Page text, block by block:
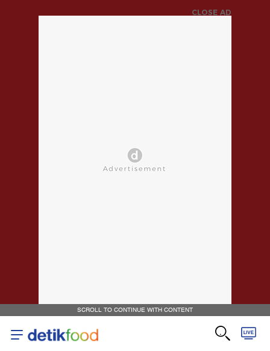
CLOSE AD
SCROLL TO CONTINUE WITH CONTENT